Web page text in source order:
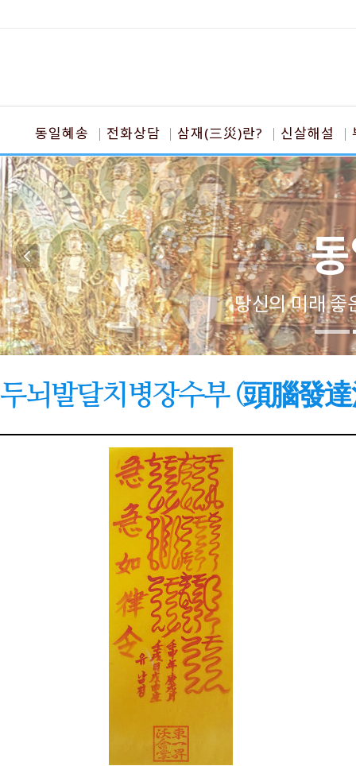
동일혜송 전화상담 삼재(三災)란? 신살해설
당신의 미래 좋
두뇌발달치병장수부 (頭腦發